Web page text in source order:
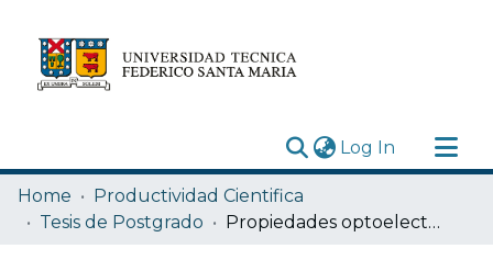
Log In (current)
Research Outputs
Statistics
Home
Productividad Cientifica
Tesis de Postgrado
Propiedades optoelectrónicas de nanodiscos y nanoconos de carbono